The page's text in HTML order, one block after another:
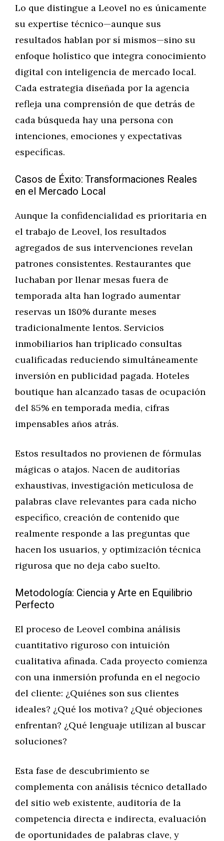
Lo que distingue a Leovel no es únicamente
su expertise técnico—aunque sus
resultados hablan por sí mismos—sino su
enfoque holístico que integra conocimiento
digital con inteligencia de mercado local.
Cada estrategia diseñada por la agencia
refleja una comprensión de que detrás de
cada búsqueda hay una persona con
intenciones, emociones y expectativas
específicas.
Casos de Éxito: Transformaciones Reales
en el Mercado Local
Aunque la confidencialidad es prioritaria en
el trabajo de Leovel, los resultados
agregados de sus intervenciones revelan
patrones consistentes. Restaurantes que
luchaban por llenar mesas fuera de
temporada alta han logrado aumentar
reservas un 180% durante meses
tradicionalmente lentos. Servicios
inmobiliarios han triplicado consultas
cualificadas reduciendo simultáneamente
inversión en publicidad pagada. Hoteles
boutique han alcanzado tasas de ocupación
del 85% en temporada media, cifras
impensables años atrás.
Estos resultados no provienen de fórmulas
mágicas o atajos. Nacen de auditorías
exhaustivas, investigación meticulosa de
palabras clave relevantes para cada nicho
específico, creación de contenido que
realmente responde a las preguntas que
hacen los usuarios, y optimización técnica
rigurosa que no deja cabo suelto.
Metodología: Ciencia y Arte en Equilibrio
Perfecto
El proceso de Leovel combina análisis
cuantitativo riguroso con intuición
cualitativa afinada. Cada proyecto comienza
con una inmersión profunda en el negocio
del cliente: ¿Quiénes son sus clientes
ideales? ¿Qué los motiva? ¿Qué objeciones
enfrentan? ¿Qué lenguaje utilizan al buscar
soluciones?
Esta fase de descubrimiento se
complementa con análisis técnico detallado
del sitio web existente, auditoría de la
competencia directa e indirecta, evaluación
de oportunidades de palabras clave, y